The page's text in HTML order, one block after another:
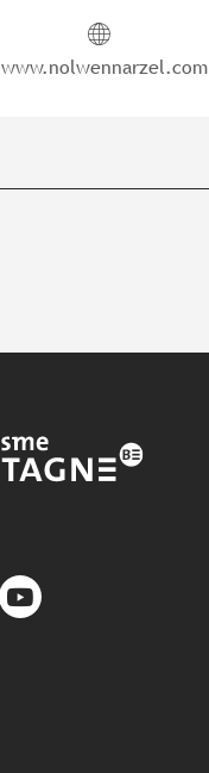
www.nolwennarzel.com